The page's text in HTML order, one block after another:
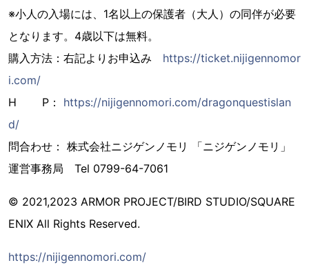
※小人の入場には、1名以上の保護者（大人）の同伴が必要
となります。4歳以下は無料。
購入方法：右記よりお申込み https://ticket.nijigennomor
i.com/
H P： https://nijigennomori.com/dragonquestislan
d/
問合わせ： 株式会社ニジゲンノモリ 「ニジゲンノモリ」
運営事務局 Tel 0799-64-7061
© 2021,2023 ARMOR PROJECT/BIRD STUDIO/SQUARE
ENIX All Rights Reserved.
https://nijigennomori.com/